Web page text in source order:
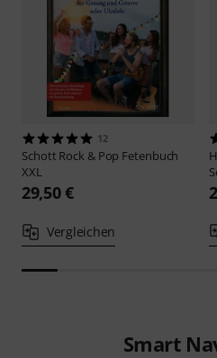
12
Schott Rock & Pop Fetenbuch
XXL
29,50 €
Vergleichen
Smart